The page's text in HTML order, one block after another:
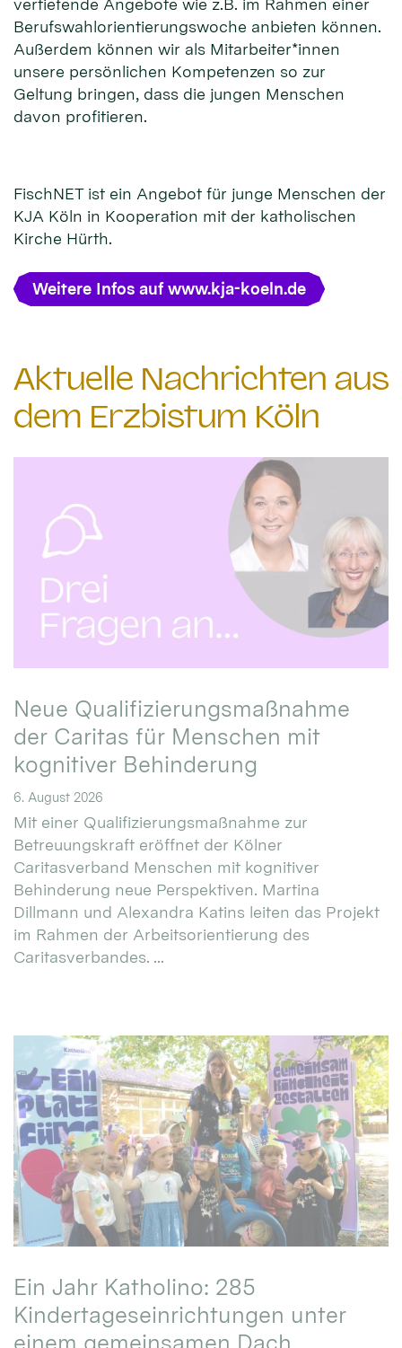
vertiefende Angebote wie z.B. im Rahmen einer
Berufswahlorientierungswoche anbieten können.
Außerdem können wir als Mitarbeiter*innen
unsere persönlichen Kompetenzen so zur
Geltung bringen, dass die jungen Menschen
davon profitieren.
FischNET ist ein Angebot für junge Menschen der
KJA Köln in Kooperation mit der katholischen
Kirche Hürth.
Weitere Infos auf www.kja-koeln.de
Aktuelle Nachrichten aus
dem Erzbistum Köln
Neue Qualifizierungsmaßnahme
der Caritas für Menschen mit
kognitiver Behinderung
6. August 2026
Mit einer Qualifizierungsmaßnahme zur
Betreuungskraft eröffnet der Kölner
Caritasverband Menschen mit kognitiver
Behinderung neue Perspektiven. Martina
Dillmann und Alexandra Katins leiten das Projekt
im Rahmen der Arbeitsorientierung des
Caritasverbandes. ...
Ein Jahr Katholino: 285
Kindertageseinrichtungen unter